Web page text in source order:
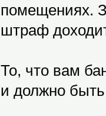
помещениях.
штраф
То, что вам
и должно